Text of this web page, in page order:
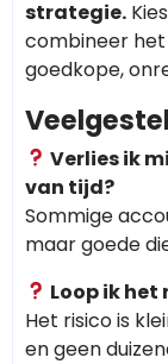
strategie.
combineer
goedkope,
Verlies ik
van tijd?
Sommige
maar goede
Loop ik
Het risico is
en geen